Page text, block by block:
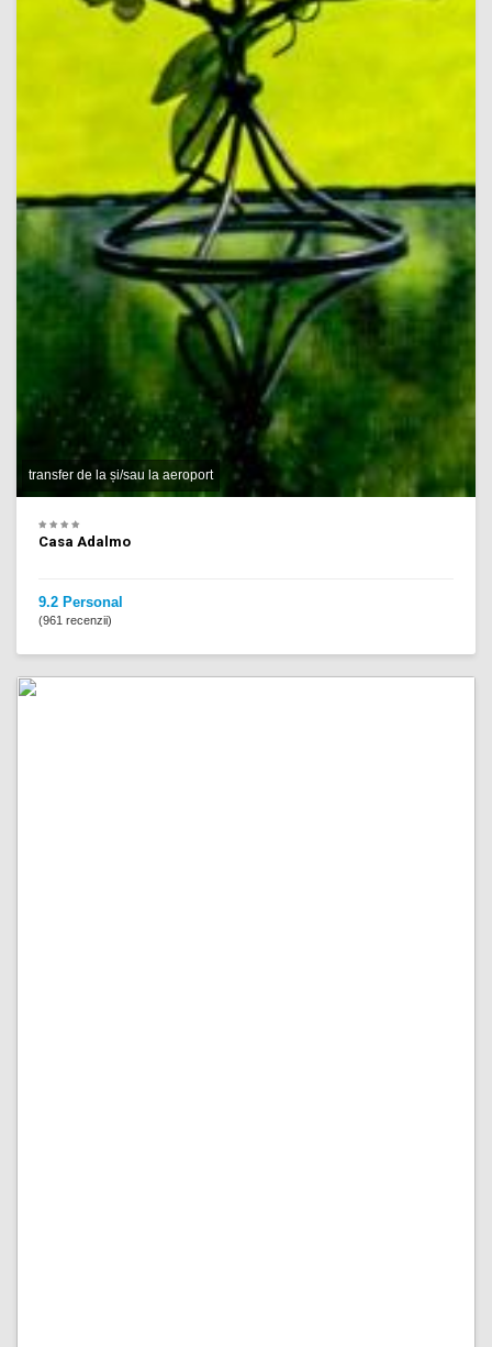
transfer de la și/sau la aeroport
Casa Adalmo
9.2 Personal
(961 recenzii)